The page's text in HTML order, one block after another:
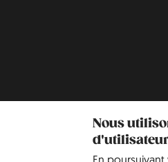
Nous
En